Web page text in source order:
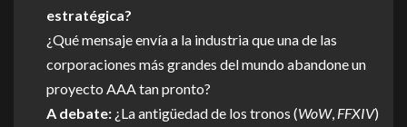
estratégica?
¿Qué mensaje envía a la industria que una de las
corporaciones más grandes del mundo abandone un
proyecto AAA tan pronto?
A debate: ¿La antigüedad de los tronos (WoW, FFXIV)